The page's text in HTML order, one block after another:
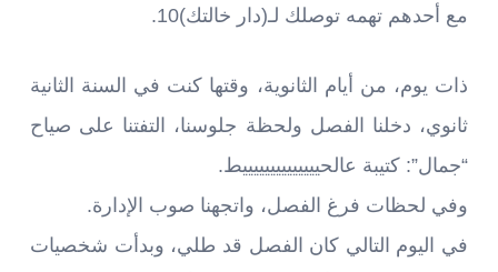
مع أحدهم تهمه توصلك لـ(دار خالتك)10.
ذات يوم، من أيام الثانوية، وقتها كنت في السنة الثانية
ثانوي، دخلنا الفصل ولحظة جلوسنا، التفتنا على صياح
“جمال”: كتيبة عالحييييييييييييييط.
وفي لحظات فرغ الفصل، واتجهنا صوب الإدارة.
في اليوم التالي كان الفصل قد طلي، وبدأت شخصيات